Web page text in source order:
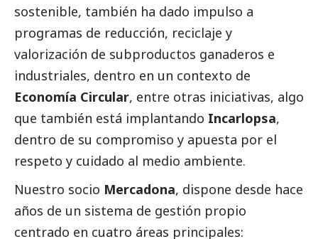
sostenible, también ha dado impulso a
programas de reducción, reciclaje y
valorización de subproductos ganaderos e
industriales, dentro en un contexto de
Economía Circular, entre otras iniciativas, algo
que también está implantando Incarlopsa,
dentro de su compromiso y apuesta por el
respeto y cuidado al medio ambiente.
Nuestro socio Mercadona, dispone desde hace
años de un sistema de gestión propio
centrado en cuatro áreas principales: